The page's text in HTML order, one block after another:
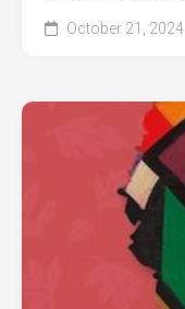
October 21, 2024